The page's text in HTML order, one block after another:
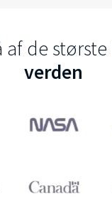
af de største
verden